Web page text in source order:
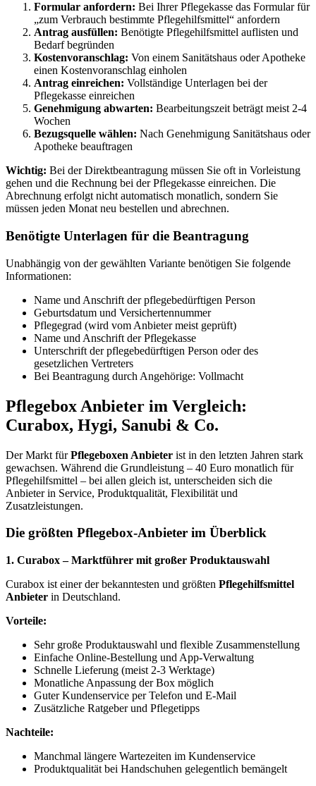
Formular anfordern: Bei Ihrer Pflegekasse das Formular für
„zum Verbrauch bestimmte Pflegehilfsmittel“ anfordern
Antrag ausfüllen: Benötigte Pflegehilfsmittel auflisten und
Bedarf begründen
Kostenvoranschlag: Von einem Sanitätshaus oder Apotheke
einen Kostenvoranschlag einholen
Antrag einreichen: Vollständige Unterlagen bei der
Pflegekasse einreichen
Genehmigung abwarten: Bearbeitungszeit beträgt meist 2-4
Wochen
Bezugsquelle wählen: Nach Genehmigung Sanitätshaus oder
Apotheke beauftragen
Wichtig: Bei der Direktbeantragung müssen Sie oft in Vorleistung
gehen und die Rechnung bei der Pflegekasse einreichen. Die
Abrechnung erfolgt nicht automatisch monatlich, sondern Sie
müssen jeden Monat neu bestellen und abrechnen.
Benötigte Unterlagen für die Beantragung
Unabhängig von der gewählten Variante benötigen Sie folgende
Informationen:
Name und Anschrift der pflegebedürftigen Person
Geburtsdatum und Versichertennummer
Pflegegrad (wird vom Anbieter meist geprüft)
Name und Anschrift der Pflegekasse
Unterschrift der pflegebedürftigen Person oder des
gesetzlichen Vertreters
Bei Beantragung durch Angehörige: Vollmacht
Pflegebox Anbieter im Vergleich:
Curabox, Hygi, Sanubi & Co.
Der Markt fürPflegeboxen Anbieter ist in den letzten Jahren stark
gewachsen. Während die Grundleistung – 40 Euro monatlich für
Pflegehilfsmittel – bei allen gleich ist, unterscheiden sich die
Anbieter in Service, Produktqualität, Flexibilität und
Zusatzleistungen.
Die größten Pflegebox-Anbieter im Überblick
1. Curabox – Marktführer mit großer Produktauswahl
Curabox ist einer der bekanntesten und größten Pflegehilfsmittel
Anbieter in Deutschland.
Vorteile:
Sehr große Produktauswahl und flexible Zusammenstellung
Einfache Online-Bestellung und App-Verwaltung
Schnelle Lieferung (meist 2-3 Werktage)
Monatliche Anpassung der Box möglich
Guter Kundenservice per Telefon und E-Mail
Zusätzliche Ratgeber und Pflegetipps
Nachteile:
Manchmal längere Wartezeiten im Kundenservice
Produktqualität bei Handschuhen gelegentlich bemängelt